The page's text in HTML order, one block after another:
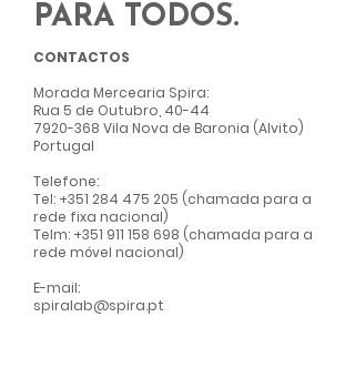
PARA TODOS.
CONTACTOS
Morada Mercearia Spira:
Rua 5 de Outubro, 40-44
7920-368 Vila Nova de Baronia (Alvito)
Portugal
Telefone:
Tel: +351 284 475 205 (chamada para a
rede fixa nacional)
Telm: +351 911 158 698 (chamada para a
rede móvel nacional)
E-mail:
spiralab@spira.pt